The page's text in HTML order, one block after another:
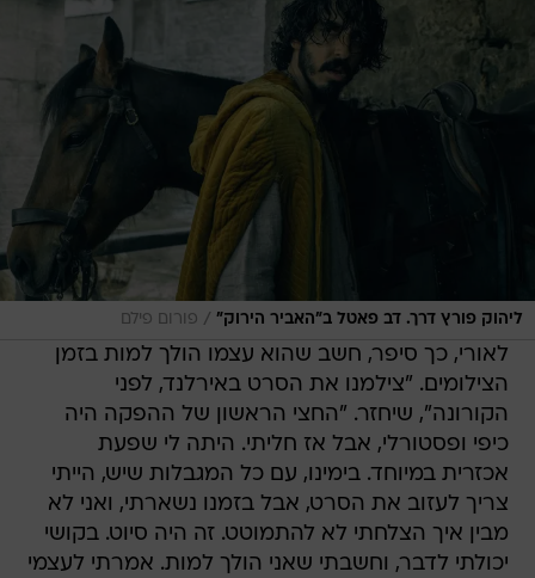
ליהוק פורץ דרך. דב פאטל ב"האביר הירוק" / פורום פילם
לאורי, כך סיפר, חשב שהוא עצמו הולך למות בזמן
הצילומים. "צילמנו את הסרט באירלנד, לפני
הקורונה", שיחזר. "החצי הראשון של ההפקה היה
כיפי ופסטורלי, אבל אז חליתי. היתה לי שפעת
אכזרית במיוחד. בימינו, עם כל המגבלות שיש, הייתי
צריך לעזוב את הסרט, אבל בזמנו נשארתי, ואני לא
מבין איך הצלחתי לא להתמוטט. זה היה סיוט. בקושי
יכולתי לדבר, וחשבתי שאני הולך למות. אמרתי לעצמי